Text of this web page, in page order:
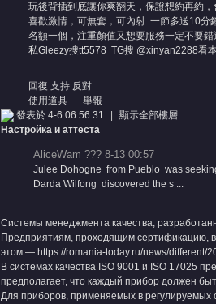
玩後背插到底讓你爽翻天，保證想約再約
喜歡激情，可無套，可內射 一節多送10分
名額一個，注重顏值又想要服務一定不要錯
私Gleezy搜tt5578 TG搜 @xinyan2288看
回復 支持 反對
使用道具
舉報
發表於 4-6 06:56:31
顯示全部樓層
Настройка и аттеста
AliceWam ??? 8-13 00:57
Julee Dohogne from Pueblo was
Darda Wilfong discovered the s ...
Системы менеджмента качества,
Предприятиям, проходящим сертификацию,
этом — https://romania-today.ru/news/
В системах качества ISO 9001 и ISO 17025
предполагает, что каждый прибор должен
Для приборов, применяемых в регулируемых